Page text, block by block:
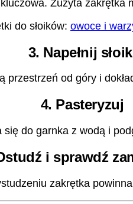
Zużyta zakrętka
do słoików: owoce i
3. Napełnij
przestrzeń od góry i
4. Pasteryzuj
się do garnka z wodą i
i sprawdź
zakrętka powinna